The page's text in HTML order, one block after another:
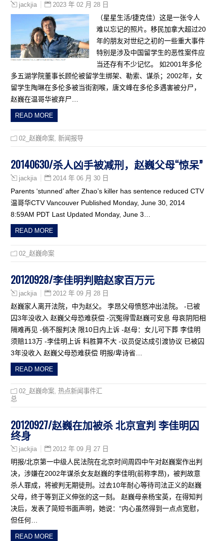
jackjia 2023 年 02 月 28 日
（星星生活/捷克佳）这是一张令人
难以忘记的照片。移民加拿大超过20
年的朋友对世纪之初的一些重大事件
特别是涉及中国留学生的恶性案件应
当还存有不少记忆。 如2001年多伦
多五湖学院董事长顾伦被留学生绑架、勒索、谋杀；2002年，女
留学生陶琳在多伦多被当街割喉，唐文峰在多伦多遇害被分尸，
赵巍在温哥华被弃尸…
READ MORE
02_赵巍命案 ,新闻报导
20140630/杀人凶手被减刑，赵巍父母“惊呆”
jackjia 2014 年 06 月 30 日
Parents ‘stunned’ after Zhao’s killer has sentence reduced CTV
温哥华CTV Vancouver Published Monday, June 30, 2014
8:59AM PDT Last Updated Monday, June 3…
READ MORE
02_赵巍命案
20120928/李佳明判赔赵家百万元
jackjia 2012 年 09 月 28 日
赵巍家人离开法院，中为赵父。 李昂父母愤怒冲出法院。 -已被
囚3年没收入 赵巍父母恐难获偿 -沉冤得雪赵巍可安息 母哀阴阳相
隔难再见 -倘不服判决 限10日内上诉 -赵母：女儿可下葬 李佳明
须赔113万 -李佳明上诉 料胜算不大 -议员促达成引渡协议 已被囚
3年没收入 赵巍父母恐难获偿 明报/卑诗省…
READ MORE
02_赵巍命案 ,热点新闻事件汇
总
20120927/赵巍在加被杀 北京宣判 李佳明囚
终身
jackjia 2012 年 09 月 27 日
明报/北京第一中级人民法院在北京时间周四中午对赵巍案作出判
决，涉嫌在2002年谋杀女友赵巍的李佳明(前称李昂)，被判故意
杀人罪成，将被判无期徒刑。过去10年耐心等待司法正义的赵巍
父母，终于等到正义伸张的这一刻。 赵巍母亲杨宝英，在得知判
决后，发表了简短书面声明，她说：“内心虽然得到一点点宽慰，
但任何…
READ MORE